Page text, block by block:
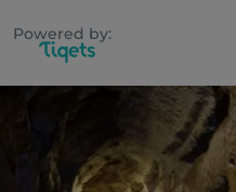
Powered by: